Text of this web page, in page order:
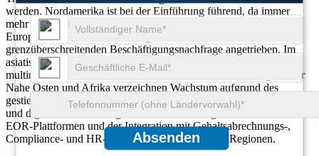
Absenden
werden. Nordamerika ist bei der Einführung führend, da immer
mehr Unternehmen weltweit Remote-Mitarbeiter beschäftigen.
Europa wird von der Einhaltung der DSGVO und der
grenzüberschreitenden Beschäftigungsnachfrage angetrieben. Im
asiatisch-pazifischen Raum steigt das Interesse von Startups und
multinationalen Konzernen, in Schwellenländer vorzudringen. Der
Nahe Osten und Afrika verzeichnen Wachstum aufgrund des
gestiegenen Interesses an Beschäftigungslösungen für Expatriates
und digitalen Onboarding-Tools. Die Nachfrage nach cloudbasierten
EOR-Plattformen und der Integration mit Gehaltsabrechnungs-,
Compliance- und HR-Analysetools steigt in allen Regionen.